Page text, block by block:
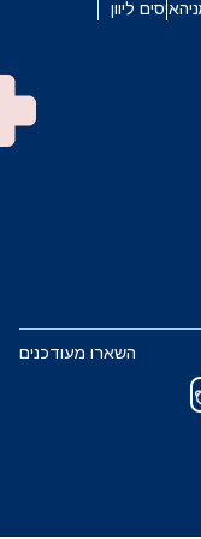
איסים ליוון
השארו מעודכנים